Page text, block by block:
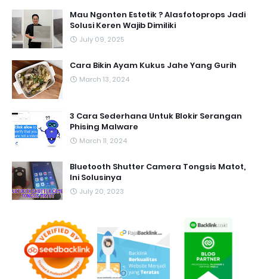
Mau Ngonten Estetik ? Alasfotoprops Jadi
Solusi Keren Wajib Dimiliki
July 09, 2025
Cara Bikin Ayam Kukus Jahe Yang Gurih
March 13, 2024
3 Cara Sederhana Untuk Blokir Serangan
Phising Malware
March 11, 2024
Bluetooth Shutter Camera Tongsis Matot,
Ini Solusinya
July 20, 2023